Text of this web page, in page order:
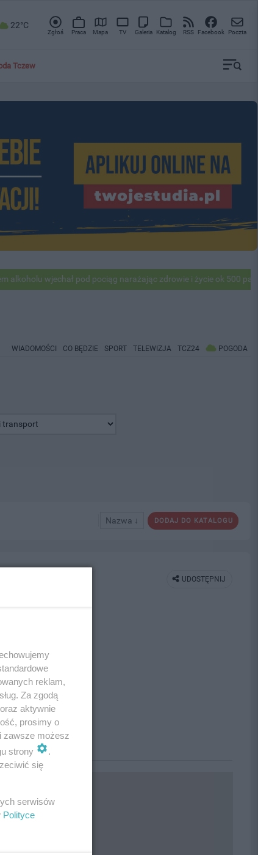
22°C
Zgłoś Praca Mapa TV Galeria Katalog RSS Facebook Poczta
Tczew
wjechał pod pociąg narażając zdrowie i życie ok 500
WIADOMOŚCI CO BĘDZIE SPORT TELEWIZJA TCZ24 POGODA
DODAJ DO KATALOGU
Nazwa ↓
UDOSTĘPNIJ
reklam,
Za zgodą
aktywnie
prosimy o
zawsze możesz
strony
się
serwisów
Polityce